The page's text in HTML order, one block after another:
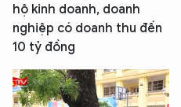
hộ kinh doanh, doanh
nghiệp có doanh thu đến
10 tỷ đồng